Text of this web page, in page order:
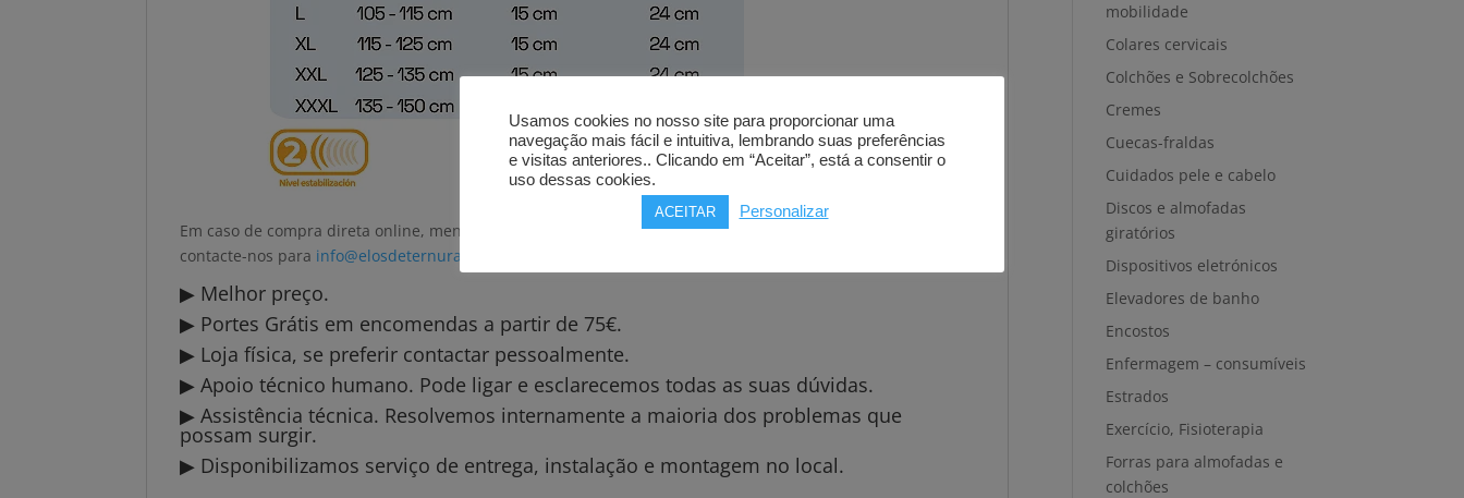
Em caso de compra direta online, mencione, por favor, nas “Observações” o tamanho pretendido, ou então
contacte-nos para info@elosdeternura.pt
▶ Melhor preço.
▶ Portes Grátis em encomendas a partir de 75€.
▶ Loja física, se preferir contactar pessoalmente.
▶ Apoio técnico humano. Pode ligar e esclarecemos todas as suas dúvidas.
▶ Assistência técnica. Resolvemos internamente a maioria dos problemas que
possam surgir.
▶ Disponibilizamos serviço de entrega, instalação e montagem no local.
mobilidade
Colares cervicais
Colchões e Sobrecolchões
Cremes
Cuecas-fraldas
Cuidados pele e cabelo
Discos e almofadas
giratórios
Dispositivos eletrónicos
Elevadores de banho
Encostos
Enfermagem – consumíveis
Estrados
Exercício, Fisioterapia
Forras para almofadas e
colchões
Usamos cookies no nosso site para proporcionar uma
navegação mais fácil e intuitiva, lembrando suas preferências
e visitas anteriores.. Clicando em “Aceitar”, está a consentir o
uso dessas cookies.
ACEITAR Personalizar